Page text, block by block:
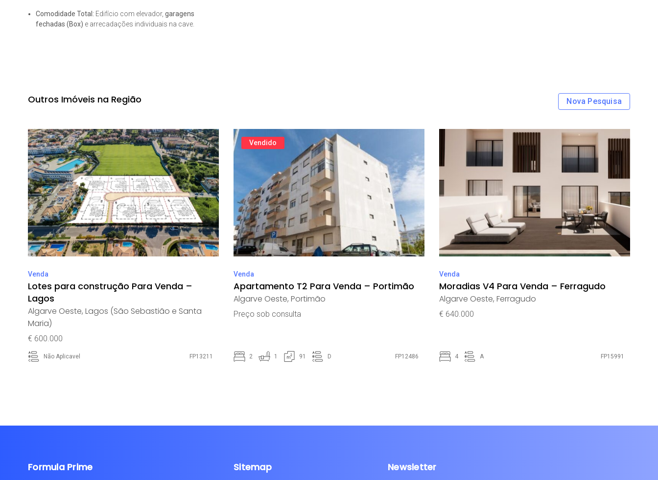
Comodidade Total: Edifício com elevador, garagens
fechadas (Box) e arrecadações individuais na cave.
Outros Imóveis na Região Nova Pesquisa
Venda
Lotes para construção Para Venda –
Lagos
Algarve Oeste, Lagos (São Sebastião e Santa
Maria)
€ 600.000
Não Aplicavel FP13211
Vendido
Venda
Apartamento T2 Para Venda – Portimão
Algarve Oeste, Portimão
Preço sob consulta
2 1 91 D FP12486
Venda
Moradias V4 Para Venda – Ferragudo
Algarve Oeste, Ferragudo
€ 640.000
4 A FP15991
Formula Prime Sitemap Newsletter